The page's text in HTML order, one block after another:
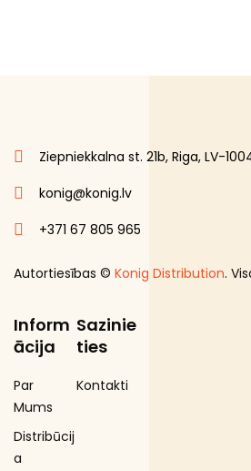
Ziepniekkalna st. 21b, Riga, LV-
konig@konig.lv
+371 67 805 965
Autortiesības © Konig Distribution.
Inform
ācija
Par
Mums
Distribūcij
a
Sazinie
ties
Kontakti